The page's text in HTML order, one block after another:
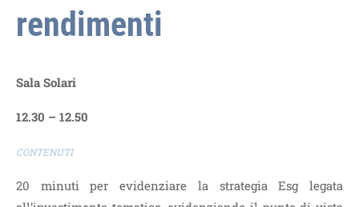
rendimenti
Sala Solari
12.30 – 12.50
CONTENUTI
20 minuti per evidenziare la strategia Esg legata